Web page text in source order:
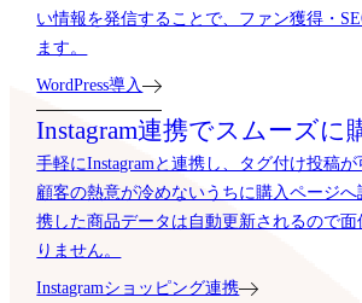
い情報を発信することで、ファン獲得・
ます。
WordPress導入
Instagram連携でスムーズに
手軽にInstagramと連携し、タグ付け投稿
顧客の熱意が冷めないうちに購入ページ
携した商品データは自動更新されるので
りません。
Instagramショッピング連携